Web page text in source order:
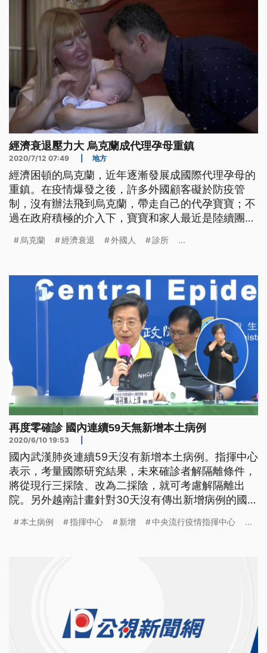
浸式護目鏡，一覽考古遺址過去的
經濟衰退壓力大 烏克蘭成代理孕母重鎮
2020/7/12 07:49 地方
經濟困頓的烏克蘭，近年逐漸發展成國際代理孕母的
重鎮。在疫情爆發之後，許多外國顧客礙於防疫管
制，沒有辦法飛到烏克蘭，帶走自己的代孕寶寶；不
過在政府積極的介入下，寶寶和家人最近是陸續團圓
成的她，終於在烏克蘭首都基輔這家診所，親眼見到
怎麼也看不夠。 另一對阿根廷夫妻的漫長等待也終
於結束，兒子在烏克蘭的代孕診所
烏克蘭 經濟衰退 外國人 診所 ...
再度零確診 國內連續59天無新增本土病例
2020/6/10 19:53
國內武漢肺炎連續59天沒有新增本土病例。指揮中心
表示，考量國際研究結果，未來確診者解隔離條件，
將從現行三採陰、改為二採陰，就可考慮解隔離出
院。另外越南計畫針對30天沒有傳出新增病例的國家
心證實這項訊息，但時間還沒定案。 國內連續59天
本土病例 指揮中心 新增 中央流行疫情指揮中心 ...